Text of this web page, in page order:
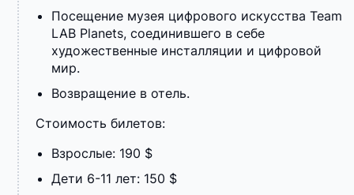
Посещение музея цифрового искусства Team
LAB Planets, соединившего в себе
художественные инсталляции и цифровой
мир.
Возвращение в отель.
Стоимость билетов:
Взрослые: 190 $
Дети 6-11 лет: 150 $